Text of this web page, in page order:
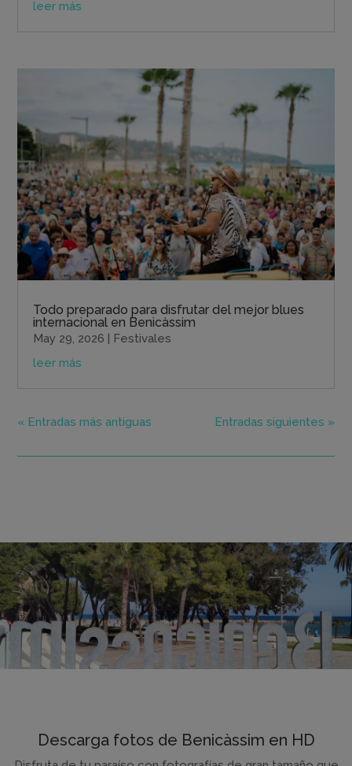
leer más
Todo preparado para disfrutar del mejor blues
internacional en Benicàssim
May 29, 2026 | Festivales
leer más
« Entradas más antiguas Entradas siguientes »
Descarga fotos de Benicàssim en HD